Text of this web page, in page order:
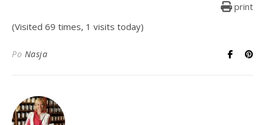
print
(Visited 69 times, 1 visits today)
Po Nasja